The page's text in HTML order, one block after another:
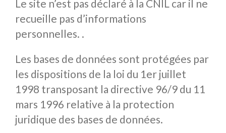
Le site n’est pas déclaré à la CNIL car il ne
recueille pas d’informations
personnelles. .
Les bases de données sont protégées par
les dispositions de la loi du 1er juillet
1998 transposant la directive 96/9 du 11
mars 1996 relative à la protection
juridique des bases de données.